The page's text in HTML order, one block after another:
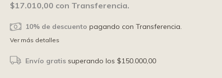
$17.010,00 con Transferencia.
10% de descuento pagando con Transferencia.
Ver más detalles
Envío gratis superando los$150.000,00